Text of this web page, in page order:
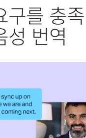
구를 충
성 번역